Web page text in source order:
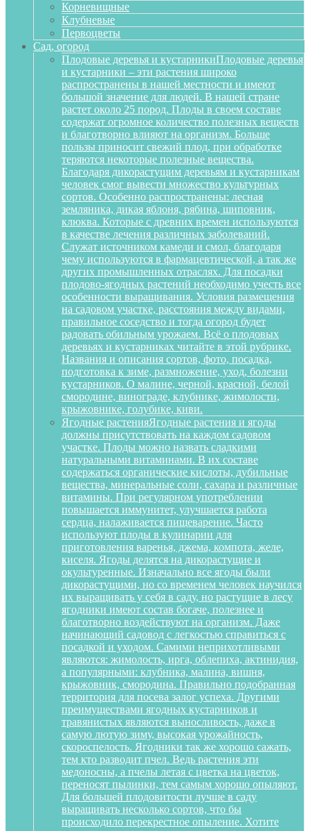
Корневищные
Клубневые
Первоцветы
Сад, огород
Плодовые деревья и кустарникиПлодовые деревья
и кустарники – эти растения широко
распространены в нашей местности и имеют
большой значение для людей. В нашей стране
растет около 25 пород. Плоды в своем составе
содержат огромное количество полезных веществ
и благотворно влияют на организм. Больше
пользы приносит свежий плод, при обработке
теряются некоторые полезные вещества.
Благодаря дикорастущим деревьям и кустарникам
человек смог вывести множество культурных
сортов. Особенно распространены: лесная
земляника, дикая яблоня, рябина, шиповник,
клюква. Которые с древних времен используются
в качестве лечения различных заболеваний.
Служат источником камеди и смол, благодаря
чему используются в фармацевтической, а так же
других промышленных отраслях. Для посадки
плодово-ягодных растений необходимо учесть все
особенности выращивания. Условия размещения
на садовом участке, расстояния между видами,
правильное соседство и тогда огород будет
радовать обильным урожаем. Всё о плодовых
деревьях и кустарниках читайте в этой рубрике.
Названия и описания сортов, фото, посадка,
подготовка к зиме, размножение, уход, болезни
кустарников. О малине, черной, красной, белой
смородине, винограде, клубнике, жимолости,
крыжовнике, голубике, киви.
Ягодные растенияЯгодные растения и ягоды
должны присутствовать на каждом садовом
участке. Плоды можно назвать сладкими
натуральными витаминами. В их составе
содержаться органические кислоты, дубильные
вещества, минеральные соли, сахара и различные
витамины. При регулярном употреблении
повышается иммунитет, улучшается работа
сердца, налаживается пищеварение. Часто
используют плоды в кулинарии для
приготовления варенья, джема, компота, желе,
киселя. Ягоды делятся на дикорастущие и
окультуренные. Изначально все ягоды были
дикорастущими, но со временем человек научился
их выращивать у себя в саду, но растущие в лесу
ягодники имеют состав богаче, полезнее и
благотворно воздействуют на организм. Даже
начинающий садовод с легкостью справиться с
посадкой и уходом. Самими неприхотливыми
являются: жимолость, ирга, облепиха, актинидия,
а популярными: клубника, малина, вишня,
крыжовник, смородина. Правильно подобранная
территория для посева залог успеха. Другими
преимуществами ягодных кустарников и
травянистых являются выносливость, даже в
самую лютую зиму, высокая урожайность,
скороспелость. Ягодники так же хорошо сажать,
тем кто разводит пчел. Ведь растения эти
медоносны, а пчелы летая с цветка на цветок,
переносят пылинки, тем самым хорошо опыляют.
Для большей плодовитости лучше в саду
выращивать несколько сортов, что бы
происходило перекрестное опыление. Хотите